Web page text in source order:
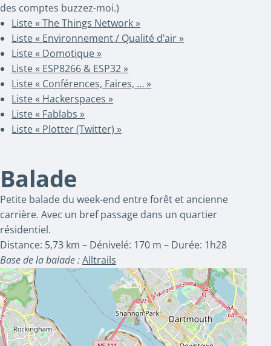
des comptes buzzez-moi.)
Liste « The Things Network »
Liste « Environnement / Qualité d’air »
Liste « Domotique »
Liste « ESP8266 & ESP32 »
Liste « Conférences, Faires, … »
Liste « Hackerspaces »
Liste « Fablabs »
Liste « Plotter (Twitter) »
Balade
Petite balade du week-end entre forêt et ancienne
carrière. Avec un bref passage dans un quartier
résidentiel.
Distance: 5,73 km – Dénivelé: 170 m – Durée: 1h28
Base de la balade :Alltrails